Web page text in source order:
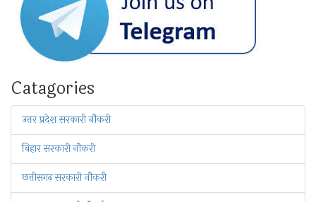
Catagories
उत्तर प्रदेश सरकारी नौकरी
बिहार सरकारी नौकरी
छत्तीसगढ़ सरकारी नौकरी